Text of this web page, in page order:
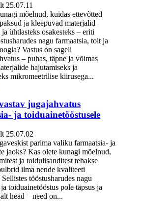
25.07.11
mõelnud, kuidas ettevõtted
ja kleepuvad materjalid
ühtlasteks osakesteks – eriti
nagu farmaatsia, toit ja
Vastus on sageli
– puhas, täpne ja võimas
hajutamiseks ja
mikromeetrilise kiirusega...
jugajahvatus
ja toiduainetööstusele
25.07.02
parima valiku farmaatsia- ja
jaoks? Kas olete kunagi mõelnud,
ja toidulisanditest tehakse
ilma nende kvaliteeti
tööstusharudes nagu
toiduainetööstus pole täpsus ja
head – need on...